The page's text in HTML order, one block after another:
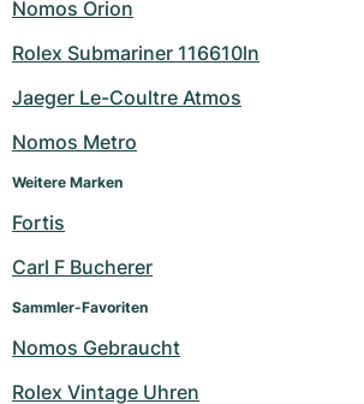
Nomos Orion
Rolex Submariner 116610ln
Jaeger Le-Coultre Atmos
Nomos Metro
Weitere Marken
Fortis
Carl F Bucherer
Sammler-Favoriten
Nomos Gebraucht
Rolex Vintage Uhren